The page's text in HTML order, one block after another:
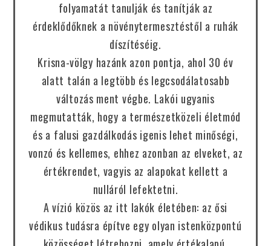
folyamatát tanulják és tanítják az
érdeklődőknek a növénytermesztéstől a ruhák
díszítéséig.
Krisna-völgy hazánk azon pontja, ahol 30 év
alatt talán a legtöbb és legcsodálatosabb
változás ment végbe. Lakói ugyanis
megmutatták, hogy a természetközeli életmód
és a falusi gazdálkodás igenis lehet minőségi,
vonzó és kellemes, ehhez azonban az elveket, az
értékrendet, vagyis az alapokat kellett a
nulláról lefektetni.
A vízió közös az itt lakók életében: az ősi
védikus tudásra építve egy olyan istenközpontú